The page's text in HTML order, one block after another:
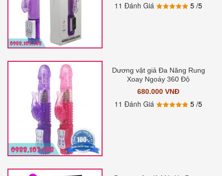
11 Đánh Giá 5/5
Dương vật giả Đa Năng Rung
Xoay Ngoáy 360 Độ
680.000 VNĐ
11 Đánh Giá 5/5